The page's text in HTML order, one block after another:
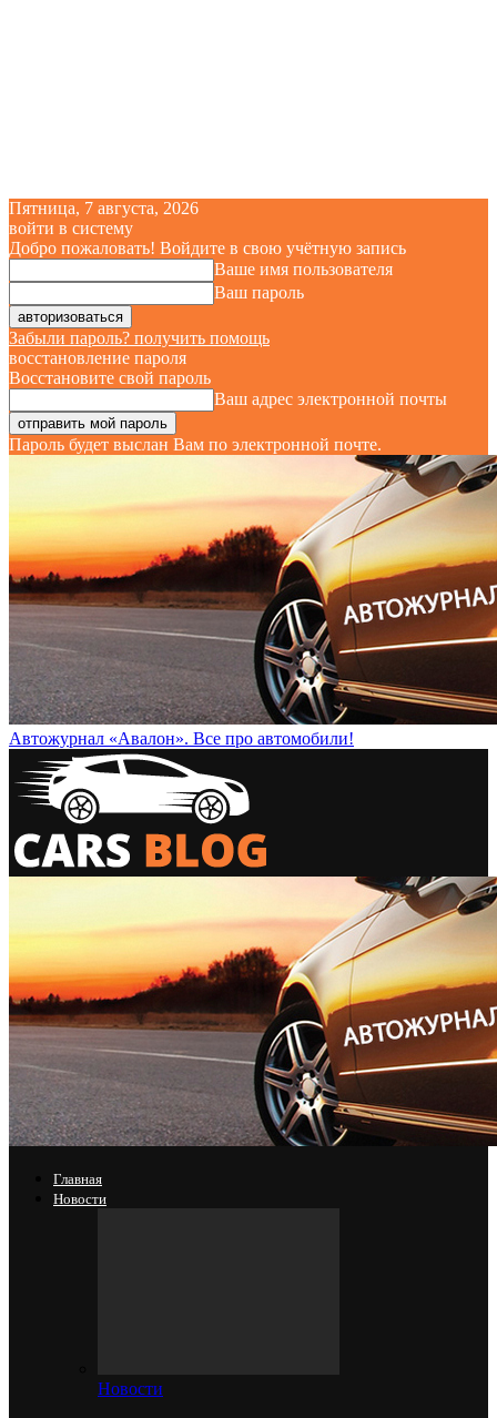
Пятница, 7 августа, 2026
войти в систему
Добро пожаловать! Войдите в свою учётную запись
Ваше имя пользователя
Ваш пароль
Забыли пароль? получить помощь
восстановление пароля
Восстановите свой пароль
Ваш адрес электронной почты
Пароль будет выслан Вам по электронной почте.
Автожурнал «Авалон». Все про автомобили!
Главная
Новости
Новости